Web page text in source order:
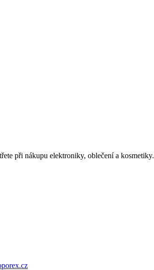
při nákupu elektroniky, oblečení a kosmetiky.